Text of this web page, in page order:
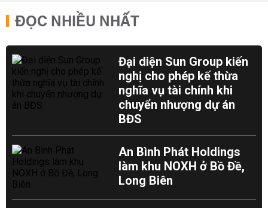
ĐỌC NHIỀU NHẤT
Đại diện Sun Group kiến
nghị cho phép kế thừa
nghĩa vụ tài chính khi
chuyển nhượng dự án
BĐS
An Bình Phát Holdings
làm khu NOXH ở Bồ Đề,
Long Biên